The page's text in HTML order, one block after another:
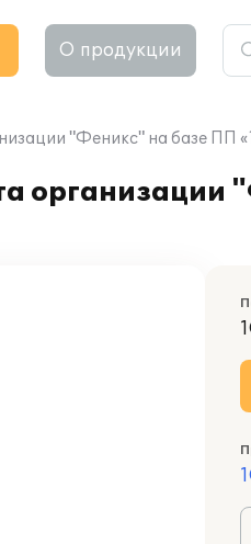
О продукции
"Феникс" на базе ПП